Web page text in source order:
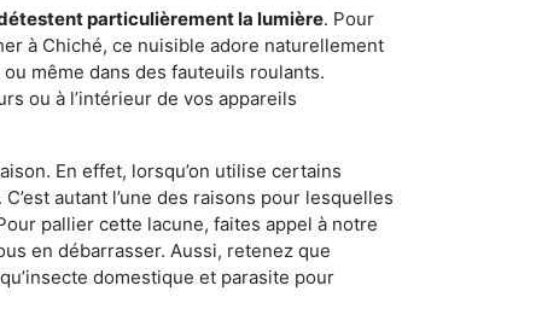
particulièrement la lumière. Pour
à Chiché, ce nuisible adore naturellement
même dans des fauteuils roulants.
ou à l’intérieur de vos appareils
En effet, lorsqu’on utilise certains
autant l’une des raisons pour lesquelles
pallier cette lacune, faites appel à notre
en débarrasser. Aussi, retenez que
domestique et parasite pour